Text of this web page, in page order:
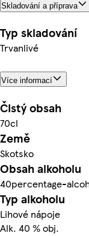
Skladování a příprava
Typ skladování
Trvanlivé
Více informací
Čistý obsah
70cl
Země
Skotsko
Obsah alkoholu
40percentage-
Typ alkoholu
Lihové nápoje
Alk. 40 % obj.